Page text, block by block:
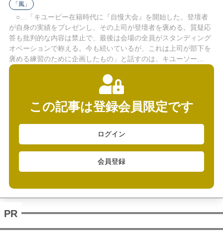
イ
ン
「風」
○…「キユーピー在籍時代に『自慢大会』を開始した。登壇者
が自身の実績をプレゼンし、その上司が登壇者を褒める。質疑応
答も批判的な内容は禁止で、最後は会場の全員がスタンディング
オベーションで称える。今も続いているが、これは上司が部下を
褒める練習のために企画したもの」と話すのは、キユーソー…
この記事は登録会員限定です
ログイン
会員登録